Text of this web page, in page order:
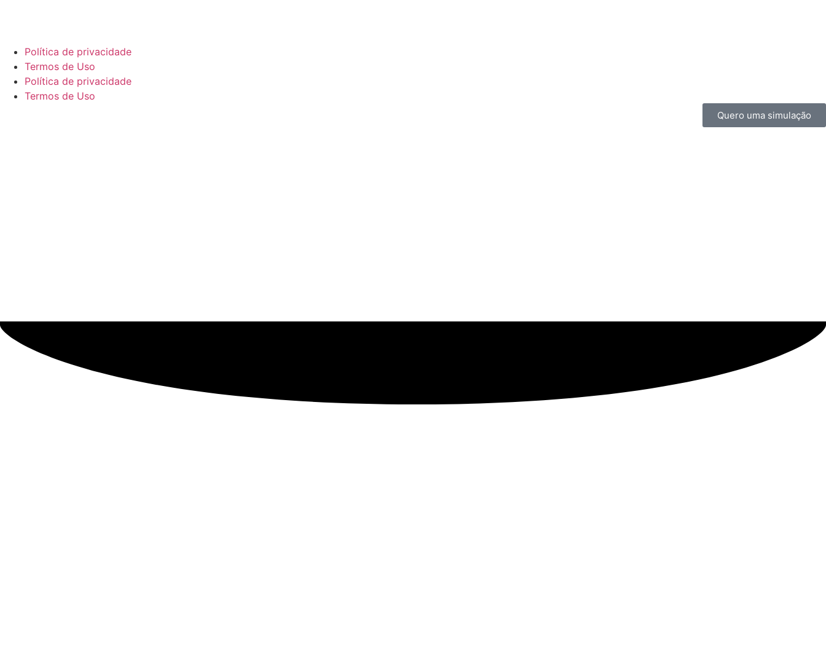
Política de privacidade
Termos de Uso
Política de privacidade
Termos de Uso
Quero uma simulação